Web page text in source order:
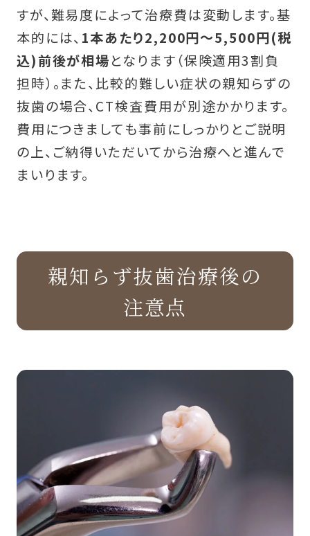
すが、難易度によって治療費は変動します。基
本的には、 1本あたり2,200円～5,500円(税
込)前後が相場となります（保険適用3割負
担時）。また、比較的難しい症状の親知らずの
抜歯の場合、CT検査費用が別途かかります。
費用につきましても事前にしっかりとご説明
の上、ご納得いただいてから治療へと進んで
まいります。
親知らず抜歯治療後の
注意点